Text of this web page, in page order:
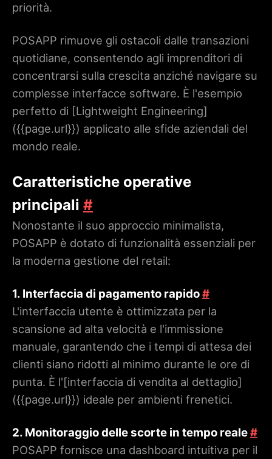
priorità.
POSAPP rimuove gli ostacoli dalle transazioni
quotidiane, consentendo agli imprenditori di
concentrarsi sulla crescita anziché navigare su
complesse interfacce software. È l'esempio
perfetto di [Lightweight Engineering]
({{page.url}}) applicato alle sfide aziendali del
mondo reale.
Caratteristiche operative
principali #
Nonostante il suo approccio minimalista,
POSAPP è dotato di funzionalità essenziali per
la moderna gestione del retail:
1. Interfaccia di pagamento rapido#
L'interfaccia utente è ottimizzata per la
scansione ad alta velocità e l'immissione
manuale, garantendo che i tempi di attesa dei
clienti siano ridotti al minimo durante le ore di
punta. È l'[interfaccia di vendita al dettaglio]
({{page.url}}) ideale per ambienti frenetici.
2. Monitoraggio delle scorte in tempo reale#
POSAPP fornisce una dashboard intuitiva per il